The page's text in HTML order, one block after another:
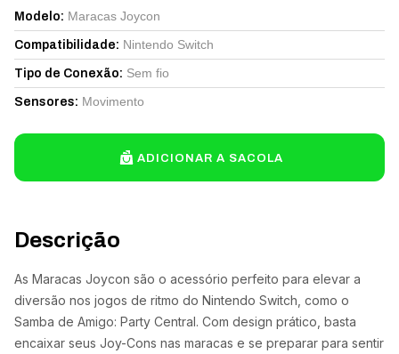
Descrição
As Maracas Joycon são o acessório perfeito para elevar a
diversão nos jogos de ritmo do Nintendo Switch, como o
Samba de Amigo: Party Central. Com design prático, basta
encaixar seus Joy-Cons nas maracas e se preparar para sentir
Modelo: Maracas Joycon
Compatibilidade: Nintendo Switch
Tipo de Conexão: Sem fio
Sensores: Movimento
ADICIONAR A SACOLA